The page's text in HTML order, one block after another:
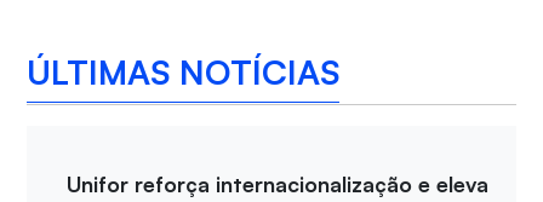
ÚLTIMAS NOTÍCIAS
Unifor reforça internacionalização e eleva